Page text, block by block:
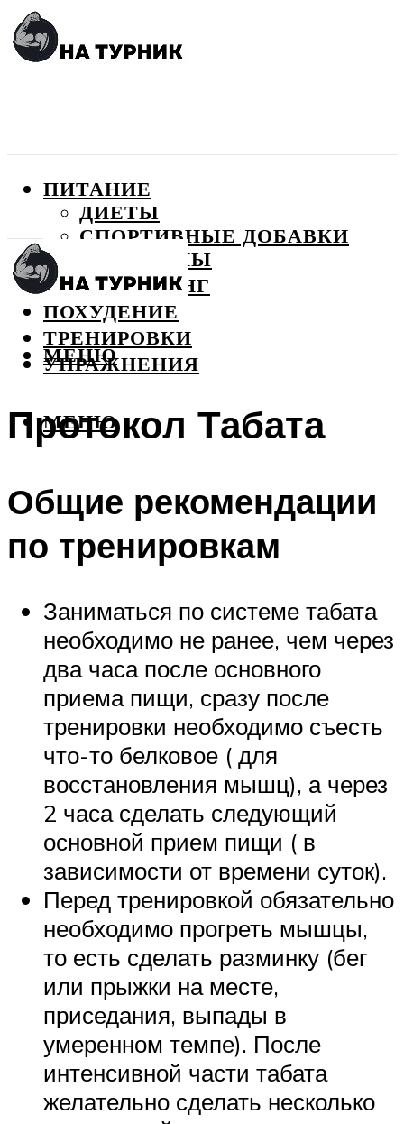
ПИТАНИЕ
ДИЕТЫ
СПОРТИВНЫЕ ДОБАВКИ
ВИТАМИНЫ
БОДИБИЛДИНГ
ПОХУДЕНИЕ
ТРЕНИРОВКИ
УПРАЖНЕНИЯ
МЕНЮ
МЕНЮ
Протокол Табата
Общие рекомендации
по тренировкам
Заниматься по системе табата
необходимо не ранее, чем через
два часа после основного
приема пищи, сразу после
тренировки необходимо съесть
что-то белковое ( для
восстановления мышц), а через
2 часа сделать следующий
основной прием пищи ( в
зависимости от времени суток).
Перед тренировкой обязательно
необходимо прогреть мышцы,
то есть сделать разминку (бег
или прыжки на месте,
приседания, выпады в
умеренном темпе). После
интенсивной части табата
желательно сделать несколько